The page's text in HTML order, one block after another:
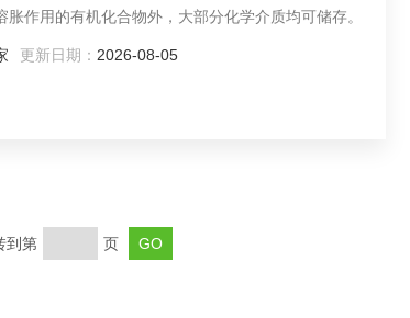
作用的有机化合物外，大部分化学介质均可储存。
更新日期： 2026-08-05
到第 页